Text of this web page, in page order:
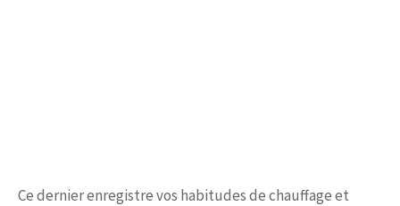
Ce dernier enregistre vos habitudes de chauffage et